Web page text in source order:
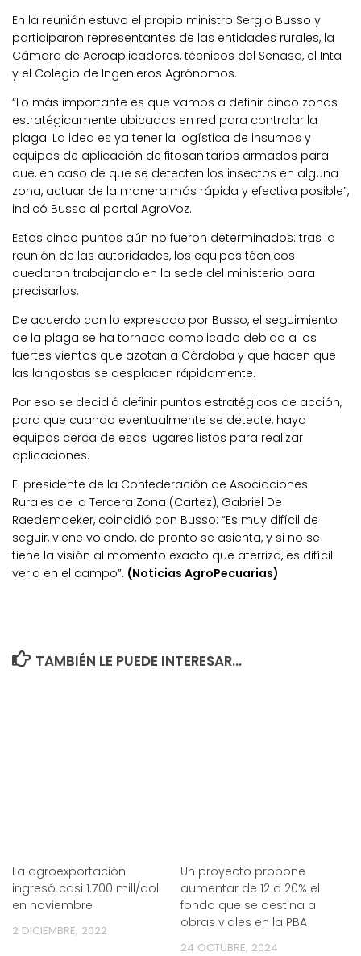
En la reunión estuvo el propio ministro Sergio Busso y
participaron representantes de las entidades rurales, la
Cámara de Aeroaplicadores, técnicos del Senasa, el Inta
y el Colegio de Ingenieros Agrónomos.
“Lo más importante es que vamos a definir cinco zonas
estratégicamente ubicadas en red para controlar la
plaga. La idea es ya tener la logística de insumos y
equipos de aplicación de fitosanitarios armados para
que, en caso de que se detecten los insectos en alguna
zona, actuar de la manera más rápida y efectiva posible”,
indicó Busso al portal AgroVoz.
Estos cinco puntos aún no fueron determinados: tras la
reunión de las autoridades, los equipos técnicos
quedaron trabajando en la sede del ministerio para
precisarlos.
De acuerdo con lo expresado por Busso, el seguimiento
de la plaga se ha tornado complicado debido a los
fuertes vientos que azotan a Córdoba y que hacen que
las langostas se desplacen rápidamente.
Por eso se decidió definir puntos estratégicos de acción,
para que cuando eventualmente se detecte, haya
equipos cerca de esos lugares listos para realizar
aplicaciones.
El presidente de la Confederación de Asociaciones
Rurales de la Tercera Zona (Cartez), Gabriel De
Raedemaeker, coincidió con Busso: “Es muy difícil de
seguir, viene volando, de pronto se asienta, y si no se
tiene la visión al momento exacto que aterriza, es difícil
verla en el campo”. (Noticias AgroPecuarias)
TAMBIÉN LE PUEDE INTERESAR...
La agroexportación
ingresó casi 1.700 mill/dol
en noviembre
2 DICIEMBRE, 2022
Un proyecto propone
aumentar de 12 a 20% el
fondo que se destina a
obras viales en la PBA
24 OCTUBRE, 2024